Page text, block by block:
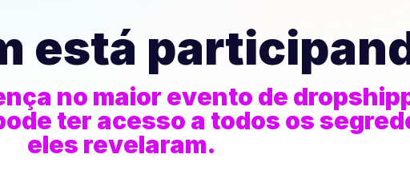
está
no maior evento de
ter acesso a todos os
eles revelaram.